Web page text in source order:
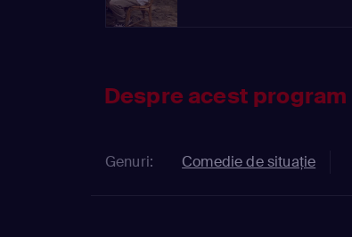
Despre acest program
Genuri: Comedie de situație